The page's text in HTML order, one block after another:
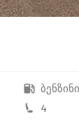
ბენზინი
4